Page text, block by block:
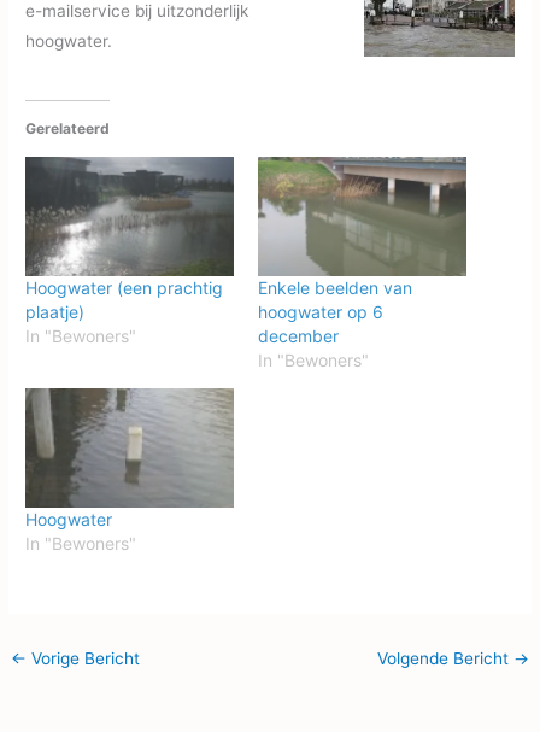
e-mailservice bij uitzonderlijk
hoogwater.
Gerelateerd
Hoogwater (een prachtig
plaatje)
In "Bewoners"
Enkele beelden van
hoogwater op 6
december
In "Bewoners"
Hoogwater
In "Bewoners"
← Vorige Bericht Volgende Bericht →